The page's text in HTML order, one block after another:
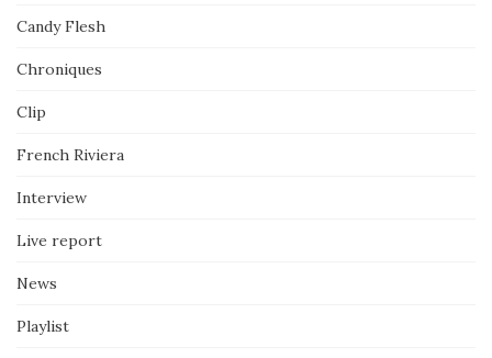
Candy Flesh
Chroniques
Clip
French Riviera
Interview
Live report
News
Playlist